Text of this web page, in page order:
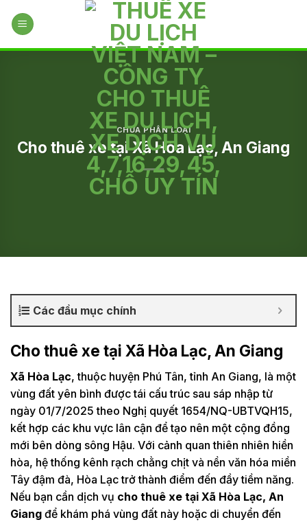
CHƯA PHÂN LOẠI
Cho thuê xe tại Xã Hòa Lạc, An Giang
Các đầu mục chính
Cho thuê xe tại Xã Hòa Lạc, An Giang
Xã Hòa Lạc, thuộc huyện Phú Tân, tỉnh An Giang, là một
vùng đất yên bình được tái cấu trúc sau sáp nhập từ
ngày 01/7/2025 theo Nghị quyết 1654/NQ-UBTVQH15,
kết hợp các khu vực lân cận để tạo nên một cộng đồng
mới bên dòng sông Hậu. Với cảnh quan thiên nhiên hiền
hòa, hệ thống kênh rạch chằng chịt và nền văn hóa miền
Tây đậm đà, Hòa Lạc trở thành điểm đến đầy tiềm năng.
Nếu bạn cần dịch vụ cho thuê xe tại Xã Hòa Lạc, An
Giang để khám phá vùng đất này hoặc di chuyển đến